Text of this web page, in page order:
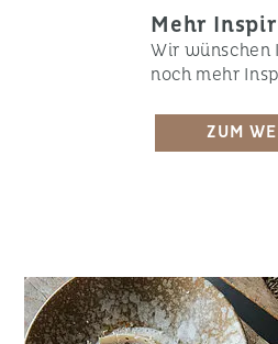
Mehr
Wir wünschen
noch mehr
ZUM